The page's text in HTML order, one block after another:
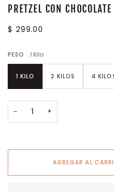
PRETZEL CON
$ 299.00
PESO 1 Kilo
1 KILO 2 KILOS 4
− +
AGREGAR AL